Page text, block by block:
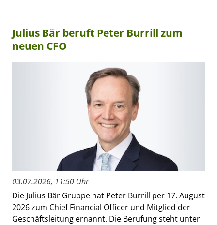
Julius Bär beruft Peter Burrill zum
neuen CFO
03.07.2026, 11:50 Uhr
Die Julius Bär Gruppe hat Peter Burrill per 17. August
2026 zum Chief Financial Officer und Mitglied der
Geschäftsleitung ernannt. Die Berufung steht unter